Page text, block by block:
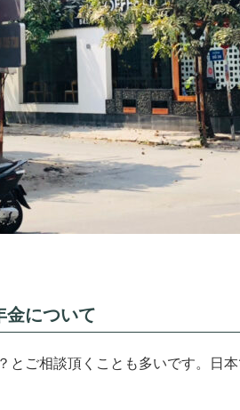
金について
ご相談頂くことも多いです。日